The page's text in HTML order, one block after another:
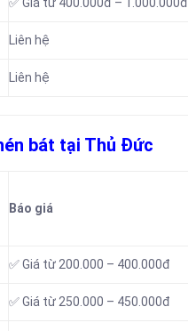
✅ Giá từ 400.000đ – 1.000.000đ
Liên hệ
Liên hệ
bát tại Thủ Đức
Báo giá
✅ Giá từ 200.000 – 400.000đ
✅ Giá từ 250.000 – 450.000đ